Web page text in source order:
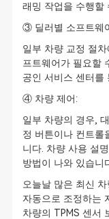
래밍 작업을 수행할
③ 딜러별 소프트웨
일부 차량 교정 절
프트웨어가 필요할
공인 서비스 센터를
④ 차량 제어:
일부 차량의 경우,
정 버튼이나 컨트롤
니다. 차량 사용 설
방법이 나와 있습니
오늘날 많은 최신
자동으로 조정하는
차량의 TPMS 센서